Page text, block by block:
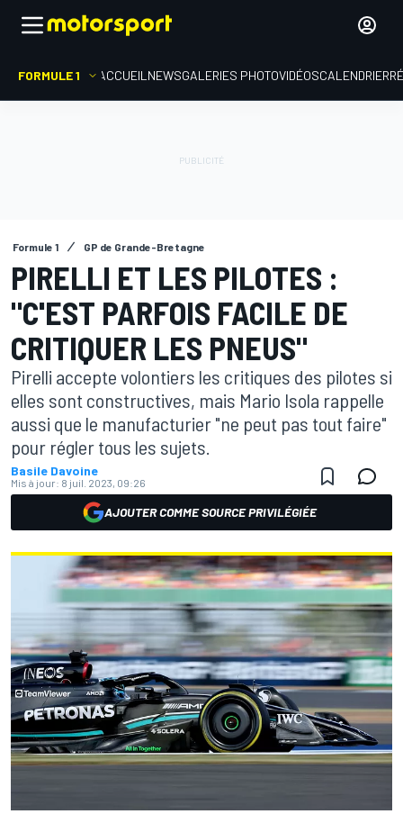
FORMULE 1 ACCUEIL NEWSGALERIES PHOTOVIDÉOSCALENDRIER
Formule 1 GP de Grande-Bretagne
PIRELLI ET LES PILOTES :
"C'EST PARFOIS FACILE DE
CRITIQUER LES PNEUS"
Pirelli accepte volontiers les critiques des pilotes si
elles sont constructives, mais Mario Isola rappelle
aussi que le manufacturier "ne peut pas tout faire"
pour régler tous les sujets.
Basile Davoine
Mis à jour: 8 juil. 2023, 09:26
AJOUTER COMME SOURCE PRIVILÉGIÉE